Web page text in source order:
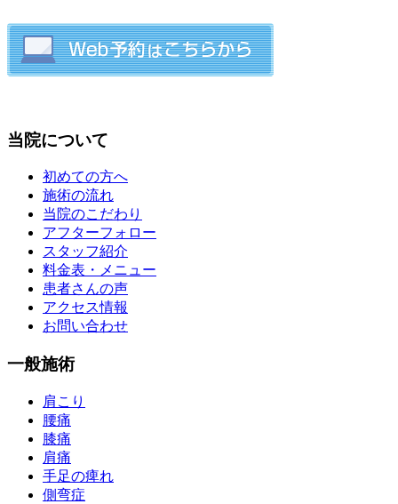
当院について
初めての方へ
施術の流れ
当院のこだわり
アフターフォロー
スタッフ紹介
料金表・メニュー
患者さんの声
アクセス情報
お問い合わせ
一般施術
肩こり
腰痛
膝痛
肩痛
手足の痺れ
側弯症